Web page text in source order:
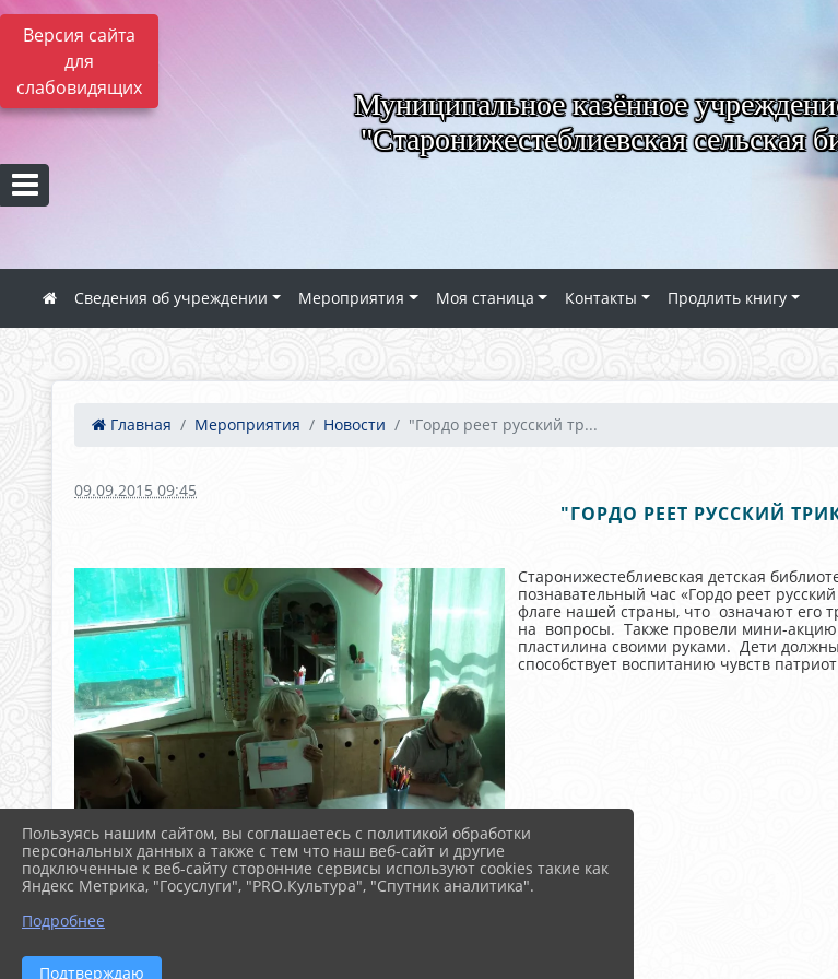
Версия сайта
для
слабовидящих
Муниципальное казённое
"Старонижестеблиевская сельская
Сведения об учреждении Мероприятия Моя станица Контакты Продлить книгу
Главная Мероприятия Новости "Гордо реет русский тр...
09.09.2015 09:45
"ГОРДО РЕЕТ РУССКИЙ
Старонижестеблиевская детская
познавательный час «Гордо реет
флаге нашей страны, что означают его
на вопросы. Также провели мини-акцию
пластилина своими руками. Дети
способствует воспитанию чувств
Пользуясь нашим сайтом, вы соглашаетесь с политикой обработки
персональных данных а также с тем что наш веб-сайт и другие
подключенные к веб-сайту сторонние сервисы используют cookies такие как
Яндекс Метрика, "Госуслуги", "PRO.Культура", "Спутник аналитика".
Подробнее
Подтверждаю